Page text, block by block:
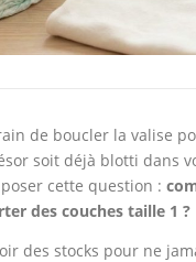
de boucler la valise
soit déjà blotti dans
cette question :
des couches taille 1 ?
des stocks pour ne